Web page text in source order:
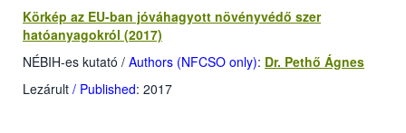
Körkép az EU-ban jóváhagyott növényvédő szer
hatóanyagokról (2017)
NÉBIH-es kutató / Authors (NFCSO only): Dr. Pethő Ágnes
Lezárult / Published: 2017